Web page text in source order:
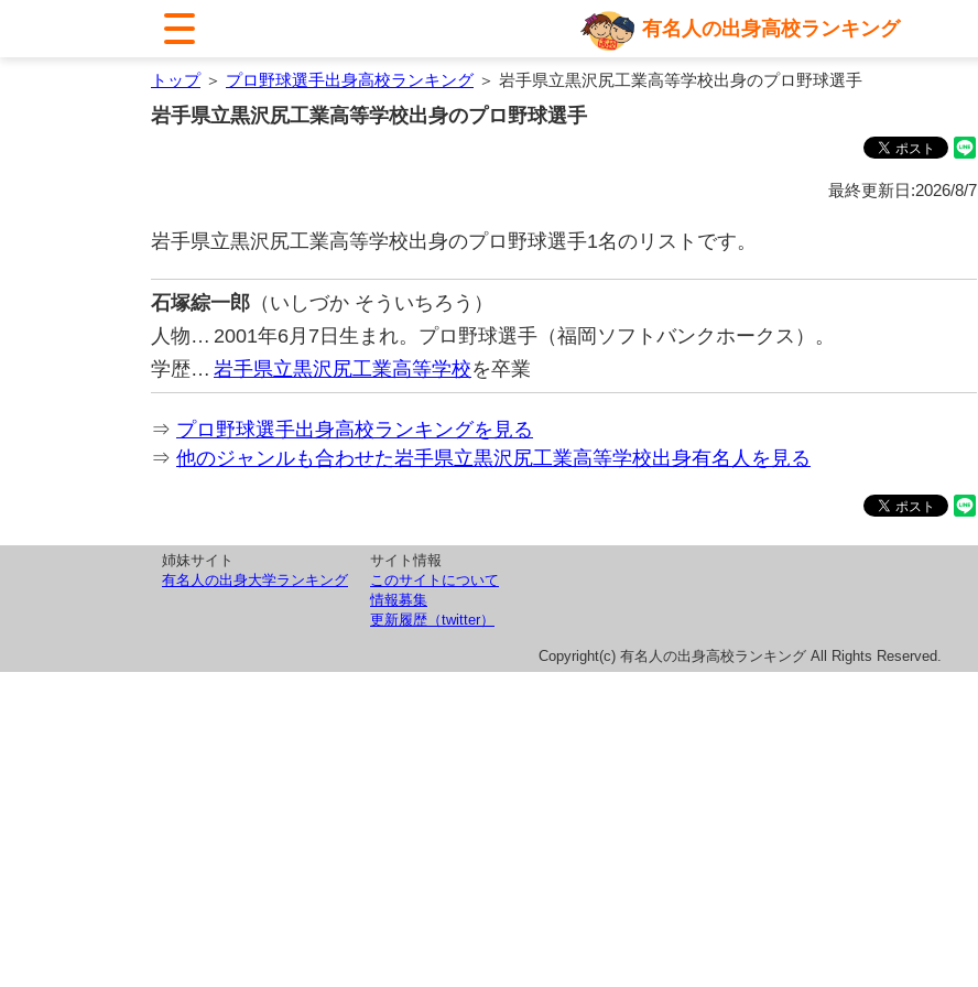
有名人の出身高校ランキング
トップ＞ プロ野球選手出身高校ランキング ＞ 岩手県立黒沢尻工業高等学校出身のプロ野球選手
岩手県立黒沢尻工業高等学校出身のプロ野球選手
最終更新日:2026/8/7
岩手県立黒沢尻工業高等学校出身のプロ野球選手1名のリストです。
石塚綜一郎 （いしづか そういちろう）
人物… 2001年6月7日生まれ。プロ野球選手（福岡ソフトバンクホークス）。
学歴… 岩手県立黒沢尻工業高等学校を卒業
⇒ プロ野球選手出身高校ランキングを見る
⇒ 他のジャンルも合わせた岩手県立黒沢尻工業高等学校出身有名人を見る
姉妹サイト
有名人の出身大学ランキング
サイト情報
このサイトについて
情報募集
更新履歴（twitter）
Copyright(c) 有名人の出身高校ランキング All Rights Reserved.